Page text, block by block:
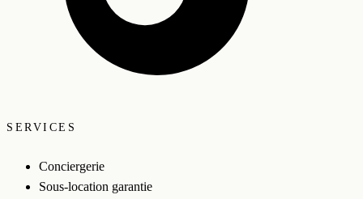
SERVICES
Conciergerie
Sous-location garantie